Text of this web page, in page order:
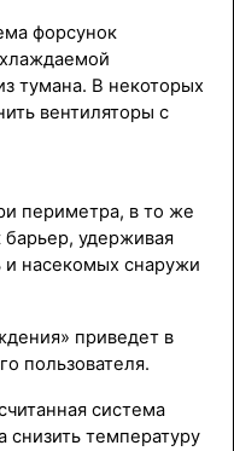
форсунок
тумана. В некоторых
вентиляторы с
периметра, в то же
барьер, удерживая
насекомых снаружи
приведет в
пользователя.
система
снизить температуру